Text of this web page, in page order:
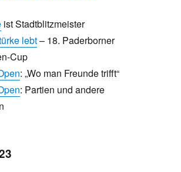
ist Stadtblitzmeister
lebt– 18. Paderborner
Cup
: „Wo man Freunde trifft“
: Partien und andere